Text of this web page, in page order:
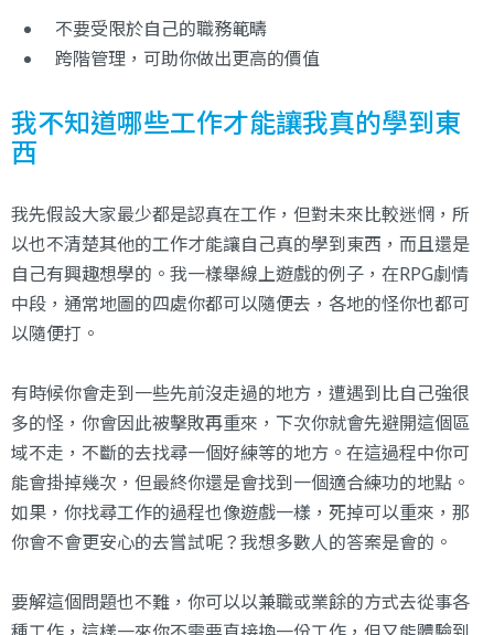
不要受限於自己的職務範疇
跨階管理，可助你做出更高的價值
我不知道哪些工作才能讓我真的學到東
西
我先假設大家最少都是認真在工作，但對未來比較迷惘，所
以也不清楚其他的工作才能讓自己真的學到東西，而且還是
自己有興趣想學的。我一樣舉線上遊戲的例子，在RPG劇情
中段，通常地圖的四處你都可以隨便去，各地的怪你也都可
以隨便打。
有時候你會走到一些先前沒走過的地方，遭遇到比自己強很
多的怪，你會因此被擊敗再重來，下次你就會先避開這個區
域不走，不斷的去找尋一個好練等的地方。在這過程中你可
能會掛掉幾次，但最終你還是會找到一個適合練功的地點。
如果，你找尋工作的過程也像遊戲一樣，死掉可以重來，那
你會不會更安心的去嘗試呢？我想多數人的答案是會的。
要解這個問題也不難，你可以以兼職或業餘的方式去從事各